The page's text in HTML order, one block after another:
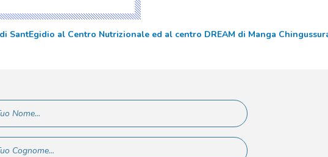
al Centro Nutrizionale ed al centro DREAM di Manga